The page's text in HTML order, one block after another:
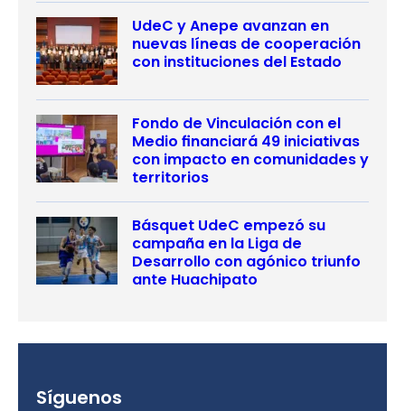
UdeC y Anepe avanzan en
nuevas líneas de cooperación
con instituciones del Estado
Fondo de Vinculación con el
Medio financiará 49 iniciativas
con impacto en comunidades y
territorios
Básquet UdeC empezó su
campaña en la Liga de
Desarrollo con agónico triunfo
ante Huachipato
Síguenos